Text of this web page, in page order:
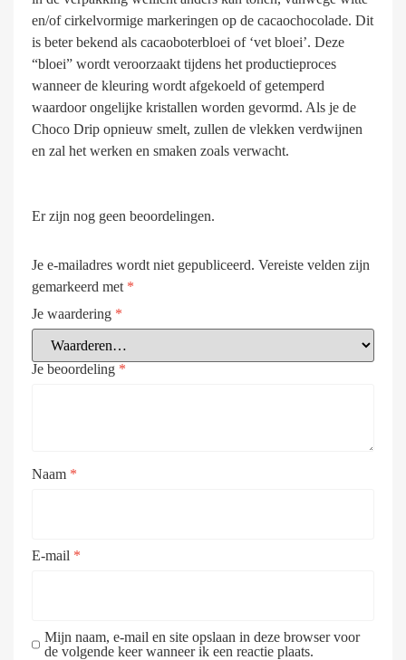
en/of cirkelvormige markeringen op de cacaochocolade. Dit
is beter bekend als cacaoboterbloei of ‘vet bloei’. Deze
“bloei” wordt veroorzaakt tijdens het productieproces
wanneer de kleuring wordt afgekoeld of getemperd
waardoor ongelijke kristallen worden gevormd. Als je de
Choco Drip opnieuw smelt, zullen de vlekken verdwijnen
en zal het werken en smaken zoals verwacht.
Er zijn nog geen beoordelingen.
Je e-mailadres wordt niet gepubliceerd. Vereiste velden zijn
gemarkeerd met *
Je waardering *
Je beoordeling *
Naam *
E-mail *
Mijn naam, e-mail en site opslaan in deze browser voor
de volgende keer wanneer ik een reactie plaats.